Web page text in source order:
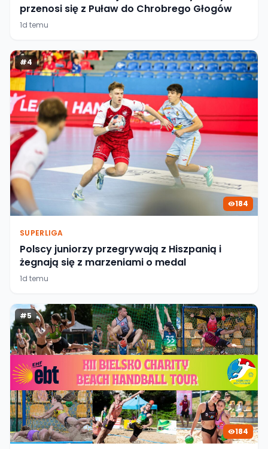
przenosi się z Puław do Chrobrego Głogów
1d temu
#4
184
SUPERLIGA
Polscy juniorzy przegrywają z Hiszpanią i
żegnają się z marzeniami o medal
1d temu
#5
184